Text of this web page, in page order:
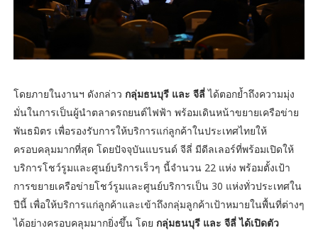
โดยภายในงานฯ ดังกล่าว กลุ่มธนบุรี และ จีลี่ได้ตอกย้ำถึงความมุ่ง
มั่นในการเป็นผู้นำตลาดรถยนต์ไฟฟ้า พร้อมเดินหน้าขยายเครือข่าย
พันธมิตร เพื่อรองรับการให้บริการแก่ลูกค้าในประเทศไทยให้
ครอบคลุมมากที่สุด โดยปัจจุบันแบรนด์ จีลี่ มีดีลเลอร์ที่พร้อมเปิดให้
บริการโชว์รูมและศูนย์บริการเร็วๆ นี้จำนวน 22 แห่ง พร้อมตั้งเป้า
การขยายเครือข่ายโชว์รูมและศูนย์บริการเป็น 30 แห่งทั่วประเทศใน
ปีนี้ เพื่อให้บริการแก่ลูกค้าและเข้าถึงกลุ่มลูกค้าเป้าหมายในพื้นที่ต่างๆ
ได้อย่างครอบคลุมมากยิ่งขึ้น โดย กลุ่มธนบุรี และ จีลี่ ได้เปิดตัว